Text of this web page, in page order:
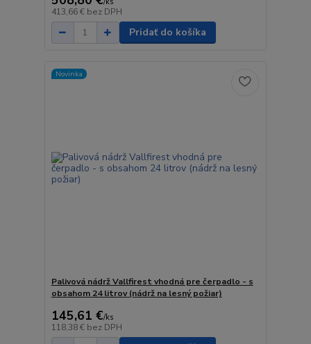
413,66 € bez DPH
Pridať do košíka
Novinka
Palivová nádrž Vallfirest vhodná pre čerpadlo - s
obsahom 24 litrov (nádrž na lesný požiar)
145,61 €/ks
118,38 € bez DPH